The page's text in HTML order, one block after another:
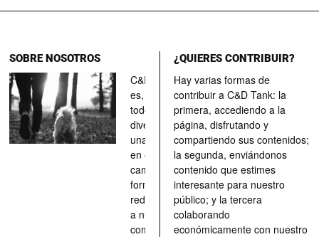
SOBRE NOSOTROS
C&D Tank
es, ante
todo, un
divertimento,
una parada
en el
camino, una
forma de
redescubrir
a nuestros
compañeros
¿QUIERES CONTRIBUIR?
Hay varias formas de
contribuir a C&D Tank: la
primera, accediendo a la
página, disfrutando y
compartiendo sus contenidos;
la segunda, enviándonos
contenido que estimes
interesante para nuestro
público; y la tercera
colaborando
económicamente con nuestro